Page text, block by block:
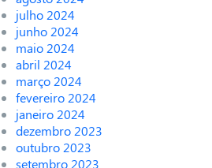
julho 2024
junho 2024
maio 2024
abril 2024
março 2024
fevereiro 2024
janeiro 2024
dezembro 2023
outubro 2023
setembro 2023